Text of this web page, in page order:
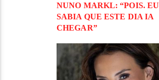
NUNO MARKL: “POIS. EU
SABIA QUE ESTE DIA IA
CHEGAR”